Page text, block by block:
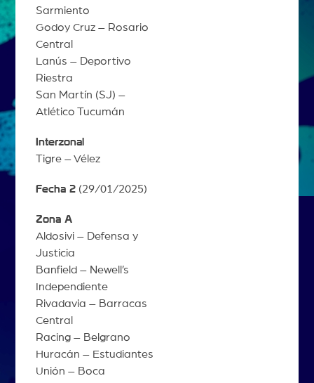
Sarmiento
Godoy Cruz – Rosario
Central
Lanús – Deportivo
Riestra
San Martín (SJ) –
Atlético Tucumán
Interzonal
Tigre – Vélez
Fecha 2(29/01/2025)
Zona A
Aldosivi – Defensa y
Justicia
Banfield – Newell’s
Independiente
Rivadavia – Barracas
Central
Racing – Belgrano
Huracán – Estudiantes
Unión – Boca